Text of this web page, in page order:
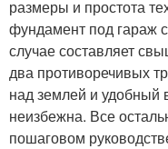
размеры и простота
фундамент под гараж
случае составляет
два противоречивых
над землей и удобный
неизбежна. Все
пошаговом